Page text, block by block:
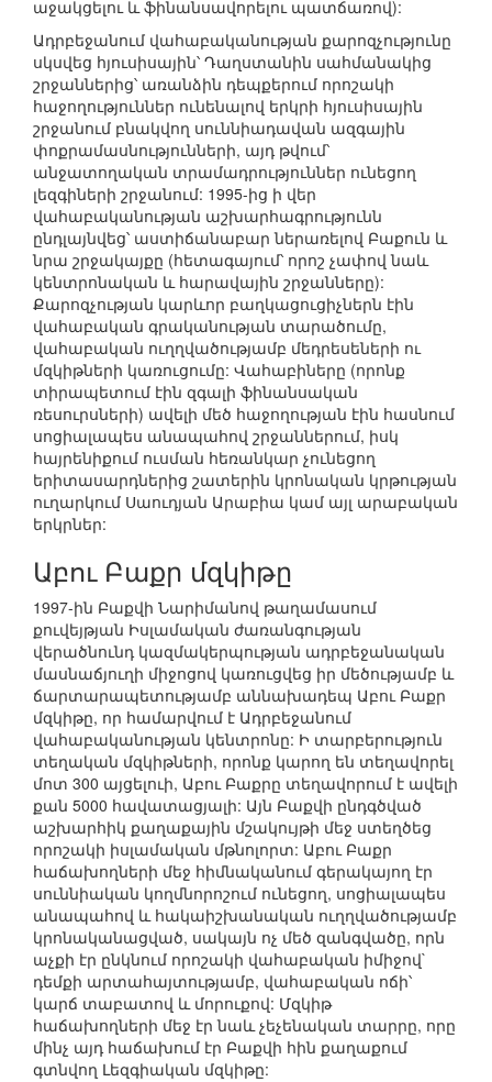
աջակցելու և ֆինանսավորելու պատճառով):
Ադրբեջանում վահաբականության քարոզչությունը
սկսվեց հյուսիսային՝ Դաղստանին սահմանակից
շրջաններից՝ առանձին դեպքերում որոշակի
հաջողություններ ունենալով երկրի հյուսիսային
շրջանում բնակվող սուննիադավան ազգային
փոքրամասնությունների, այդ թվում՝
անջատողական տրամադրություններ ունեցող
լեզգիների շրջանում: 1995-ից ի վեր
վահաբականության աշխարհագրությունն
ընդլայնվեց՝ աստիճանաբար ներառելով Բաքուն և
նրա շրջակայքը (հետագայում՝ որոշ չափով նաև
կենտրոնական և հարավային շրջանները):
Քարոզչության կարևոր բաղկացուցիչներն էին
վահաբական գրականության տարածումը,
վահաբական ուղղվածությամբ մեդրեսեների ու
մզկիթների կառուցումը: Վահաբիները (որոնք
տիրապետում էին զգալի ֆինանսական
ռեսուրսների) ավելի մեծ հաջողության էին հասնում
սոցիալապես անապահով շրջաններում, իսկ
հայրենիքում ուսման հեռանկար չունեցող
երիտասարդներից շատերին կրոնական կրթության
ուղարկում Սաուդյան Արաբիա կամ այլ արաբական
երկրներ:
Աբու Բաքր մզկիթը
1997-ին Բաքվի Նարիմանով թաղամասում
քուվեյթյան Իսլամական ժառանգության
վերածնունդ կազմակերպության ադրբեջանական
մասնաճյուղի միջոցով կառուցվեց իր մեծությամբ և
ճարտարապետությամբ աննախադեպ Աբու Բաքր
մզկիթը, որ համարվում է Ադրբեջանում
վահաբականության կենտրոնը: Ի տարբերություն
տեղական մզկիթների, որոնք կարող են տեղավորել
մոտ 300 այցելուի, Աբու Բաքրը տեղավորում է ավելի
քան 5000 հավատացյալի: Այն Բաքվի ընդգծված
աշխարհիկ քաղաքային մշակույթի մեջ ստեղծեց
որոշակի իսլամական մթնոլորտ: Աբու Բաքր
հաճախողների մեջ հիմնականում գերակայող էր
սուննիական կողմնորոշում ունեցող, սոցիալապես
անապահով և հակաիշխանական ուղղվածությամբ
կրոնականացված, սակայն ոչ մեծ զանգվածը, որն
աչքի էր ընկնում որոշակի վահաբական իմիջով`
դեմքի արտահայտությամբ, վահաբական ոճի՝
կարճ տաբատով և մորուքով: Մզկիթ
հաճախողների մեջ էր նաև չեչենական տարրը, որը
մինչ այդ հաճախում էր Բաքվի հին քաղաքում
գտնվող Լեզգիական մզկիթը: